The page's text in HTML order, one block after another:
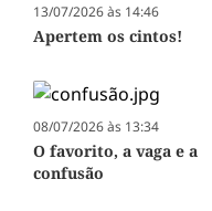
13/07/2026 às 14:46
Apertem os cintos!
08/07/2026 às 13:34
O favorito, a vaga e a
confusão